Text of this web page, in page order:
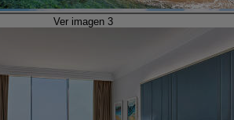
Ver imagen 3